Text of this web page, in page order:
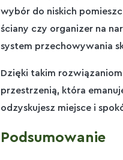
wybór do niskich
ściany czy organizer na
system przechowywania
Dzięki takim
przestrzenią, która
odzyskujesz miejsce i
Podsumowanie